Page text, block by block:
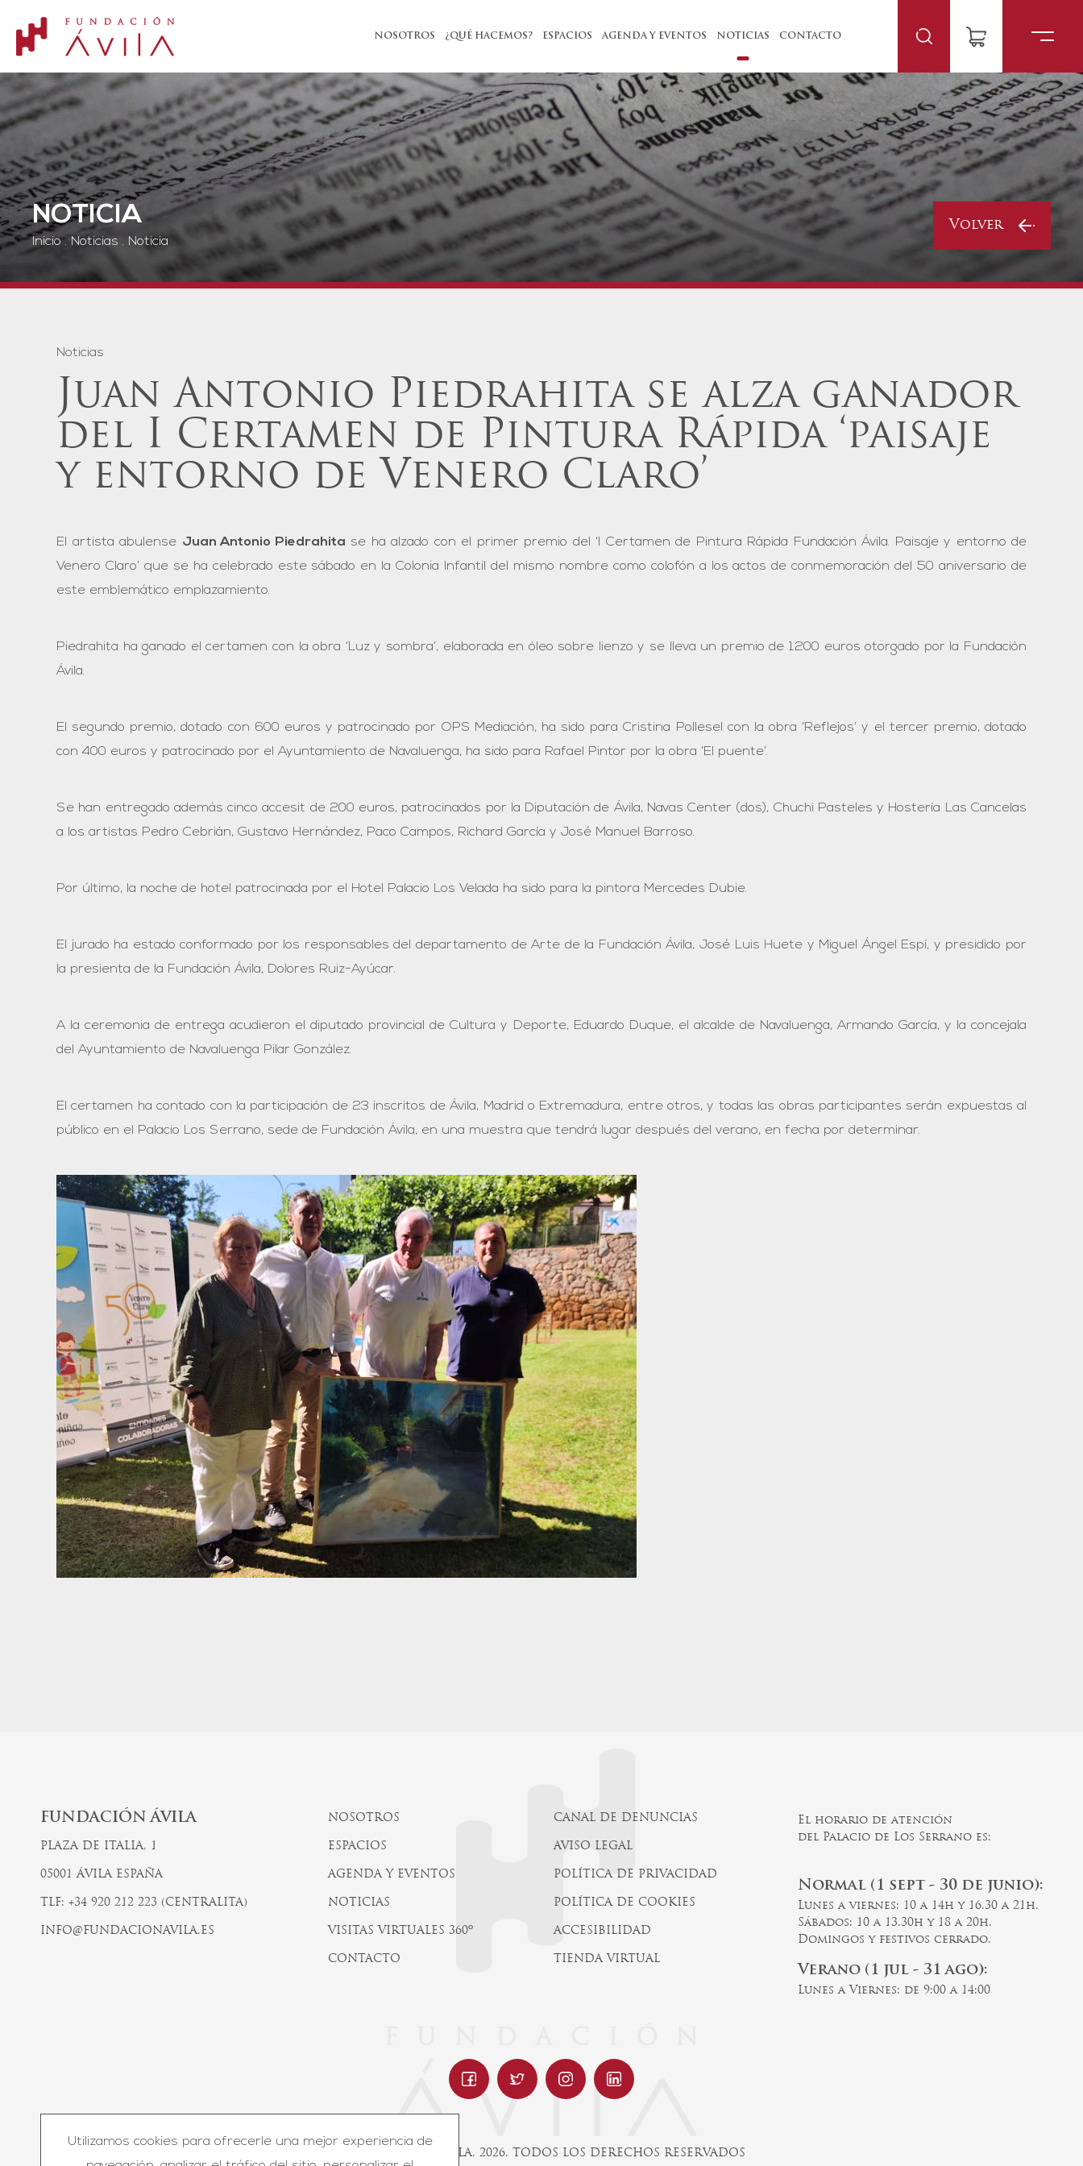
Utilizamos cookies para ofrecerle una mejor experiencia de
NOSOTROS ¿QUÉ HACEMOS? ESPACIOS AGENDA Y EVENTOS NOTICIAS CONTACTO
NOTICIA
Inicio . Noticias . Noticia
Volver
Noticias
Juan Antonio Piedrahita se alza ganador
del I Certamen de Pintura Rápida ‘paisaje
y entorno de Venero Claro’
El artista abulense Juan Antonio Piedrahita se ha alzado con el primer premio del ‘I Certamen de Pintura Rápida Fundación Ávila. Paisaje y entorno de
Venero Claro’ que se ha celebrado este sábado en la Colonia Infantil del mismo nombre como colofón a los actos de conmemoración del 50 aniversario de
este emblemático emplazamiento.
Piedrahita ha ganado el certamen con la obra ‘Luz y sombra’, elaborada en óleo sobre lienzo y se lleva un premio de 1.200 euros otorgado por la Fundación
Ávila.
El segundo premio, dotado con 600 euros y patrocinado por OPS Mediación, ha sido para Cristina Pollesel con la obra ‘Reflejos’ y el tercer premio, dotado
con 400 euros y patrocinado por el Ayuntamiento de Navaluenga, ha sido para Rafael Pintor por la obra ‘El puente’.
Se han entregado además cinco accesit de 200 euros, patrocinados por la Diputación de Ávila, Navas Center (dos), Chuchi Pasteles y Hostería Las Cancelas
a los artistas Pedro Cebrián, Gustavo Hernández, Paco Campos, Richard García y José Manuel Barroso.
Por último, la noche de hotel patrocinada por el Hotel Palacio Los Velada ha sido para la pintora Mercedes Dubie.
El jurado ha estado conformado por los responsables del departamento de Arte de la Fundación Ávila, José Luis Huete y Miguel Ángel Espí, y presidido por
la presienta de la Fundación Ávila, Dolores Ruiz-Ayúcar.
A la ceremonia de entrega acudieron el diputado provincial de Cultura y Deporte, Eduardo Duque, el alcalde de Navaluenga, Armando García, y la concejala
del Ayuntamiento de Navaluenga Pilar González.
El certamen ha contado con la participación de 23 inscritos de Ávila, Madrid o Extremadura, entre otros, y todas las obras participantes serán expuestas al
público en el Palacio Los Serrano, sede de Fundación Ávila, en una muestra que tendrá lugar después del verano, en fecha por determinar.
FUNDACIÓN ÁVILA
PLAZA DE ITALIA, 1
05001 ÁVILA ESPAÑA
TLF: +34 920 212 223 (CENTRALITA)
INFO@FUNDACIONAVILA.ES
NOSOTROS
ESPACIOS
AGENDA Y EVENTOS
NOTICIAS
VISITAS VIRTUALES 360º
CONTACTO
CANAL DE DENUNCIAS
AVISO LEGAL
POLÍTICA DE PRIVACIDAD
POLÍTICA DE COOKIES
ACCESIBILIDAD
TIENDA VIRTUAL
El horario de atención
del Palacio de Los Serrano es:
Normal (1 sept - 30 de junio):
Lunes a viernes: 10 a 14h y 16.30 a 21h.
Sábados: 10 a 13.30h y 18 a 20h.
Domingos y festivos cerrado.
Verano (1 jul - 31 ago):
Lunes a Viernes: de 9:00 a 14:00
© FUNDACIÓN ÁVILA, 2026. TODOS LOS DERECHOS RESERVADOS